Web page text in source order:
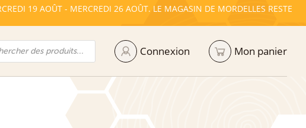
19 AOÛT - MERCREDI 26 AOÛT. LE MAGASIN DE MORDELLES RESTE
Connexion Mon panier